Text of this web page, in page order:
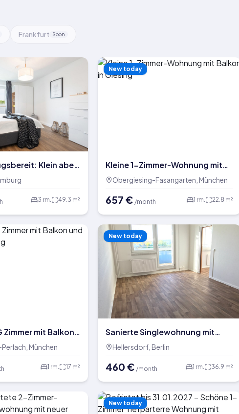
Frankfurt Soon
Klein aber
3-Zimmer-
3 rm. 49.3 m²
New today
Kleine 1-Zimmer-Wohnung mit
Balkon in Giesing
Obergiesing-Fasangarten, München
657 € /month 1 rm. 22.8 m²
Zimmer mit Balkon
München
1 rm. 17 m²
New today
Sanierte Singlewohnung mit
Grünblick
Hellersdorf, Berlin
460 € /month 1 rm. 36.9 m²
New today